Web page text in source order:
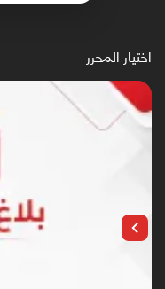
اختيار المحرر